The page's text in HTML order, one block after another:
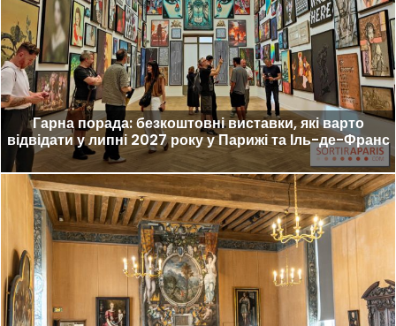
Гарна порада: безкоштовні виставки, які варто
відвідати у липні 2027 року у Парижі та Іль-де-Франс